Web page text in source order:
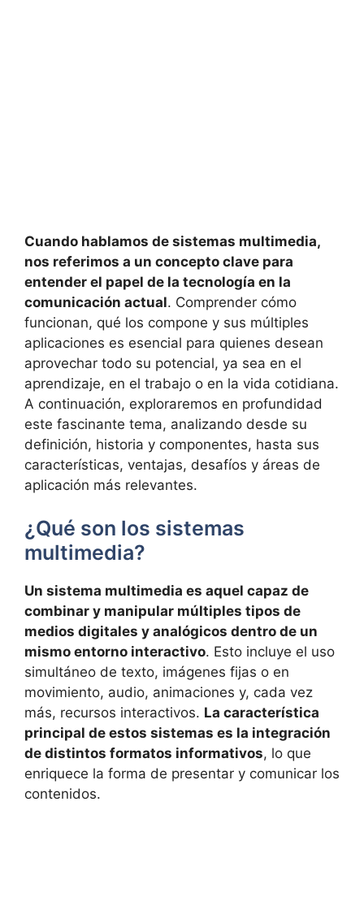
Cuando hablamos de sistemas multimedia,
nos referimos a un concepto clave para
entender el papel de la tecnología en la
comunicación actual. Comprender cómo
funcionan, qué los compone y sus múltiples
aplicaciones es esencial para quienes desean
aprovechar todo su potencial, ya sea en el
aprendizaje, en el trabajo o en la vida cotidiana.
A continuación, exploraremos en profundidad
este fascinante tema, analizando desde su
definición, historia y componentes, hasta sus
características, ventajas, desafíos y áreas de
aplicación más relevantes.
¿Qué son los sistemas
multimedia?
Un sistema multimedia es aquel capaz de
combinar y manipular múltiples tipos de
medios digitales y analógicos dentro de un
mismo entorno interactivo. Esto incluye el uso
simultáneo de texto, imágenes fijas o en
movimiento, audio, animaciones y, cada vez
más, recursos interactivos. La característica
principal de estos sistemas es la integración
de distintos formatos informativos, lo que
enriquece la forma de presentar y comunicar los
contenidos.